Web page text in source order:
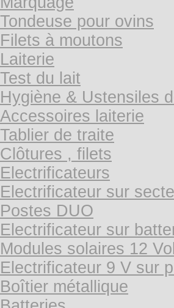
Tondeuse pour ovins
Filets à moutons
Laiterie
Test du lait
Hygiène & Ustensiles
Accessoires laiterie
Tablier de traite
Clôtures , filets
Electrificateurs
Electrificateur sur
Postes DUO
Electrificateur sur
Modules solaires 12
Electrificateur 9 V sur
Boîtier métallique